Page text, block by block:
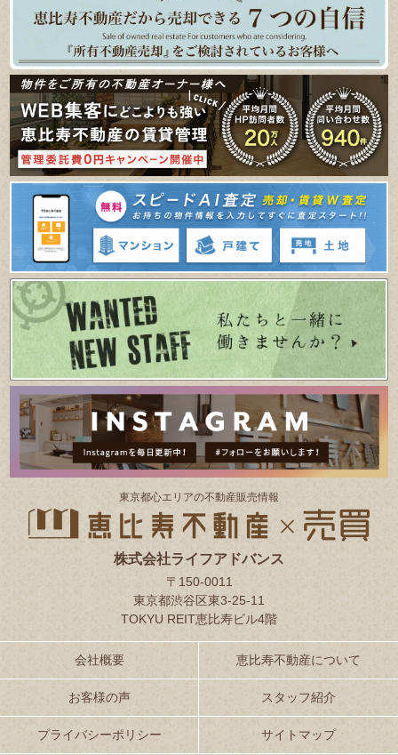
東京都⼼エリアの不動産販売情報
株式会社ライフアドバンス
〒150-0011
東京都渋谷区東3-25-11
TOKYU REIT恵比寿ビル4階
会社概要 恵比寿不動産について
お客様の声 スタッフ紹介
プライバシーポリシー サイトマップ